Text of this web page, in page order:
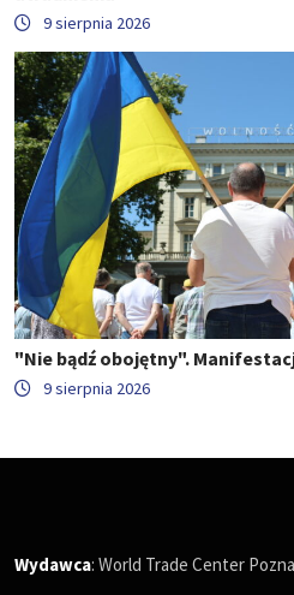
9 sierpnia 2026
"Nie bądź obojętny".
9 sierpnia 2026
Wydawca: World Trade Center